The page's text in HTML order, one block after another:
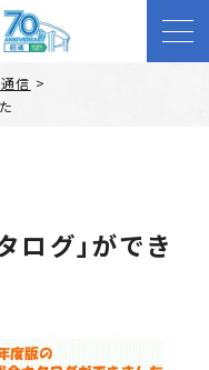
信 >
ログ」ができ